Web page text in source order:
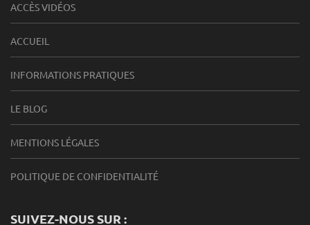
ACCÈS VIDÉOS
ACCUEIL
INFORMATIONS PRATIQUES
LE BLOG
MENTIONS LÉGALES
POLITIQUE DE CONFIDENTIALITÉ
SUIVEZ-NOUS SUR :